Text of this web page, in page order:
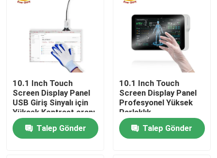
Ana sayfa
Ürünler
VİDEOLAR
10.1 Inch Touch
Screen Display Panel
USB Giriş Sinyalı için
Yüksek Kontrast oranı
Talep Gönder
10.1 Inch Touch
Screen Display Panel
Profesyonel Yüksek
Parlaklık
Talep Gönder